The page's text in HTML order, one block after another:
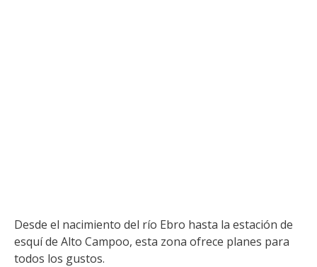
Desde el nacimiento del río Ebro hasta la estación de
esquí de Alto Campoo, esta zona ofrece planes para
todos los gustos.